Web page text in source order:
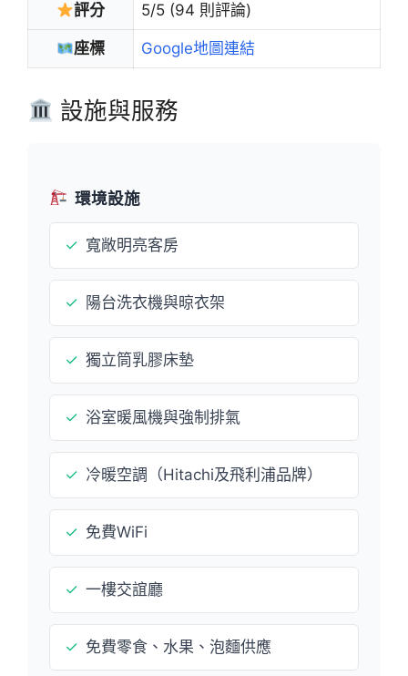
評分 5/5 (94 則評論)
座標 Google地圖連結
設施與服務
環境設施
✓ 寬敞明亮客房
✓ 陽台洗衣機與晾衣架
✓ 獨立筒乳膠床墊
✓ 浴室暖風機與強制排氣
✓ 冷暖空調（Hitachi及飛利浦品牌）
✓ 免費WiFi
✓ 一樓交誼廳
✓ 免費零食、水果、泡麵供應